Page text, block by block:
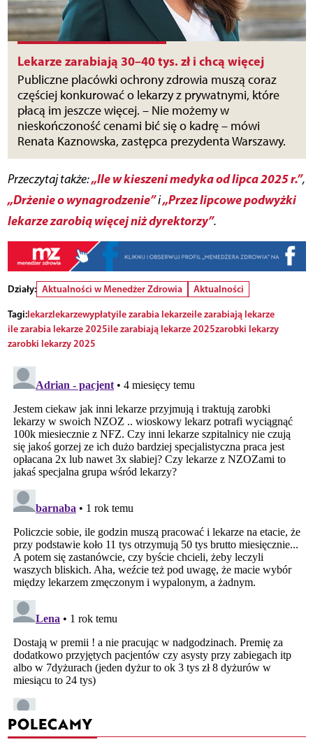
Lekarze zarabiają 30–40 tys. zł i chcą więcej
Publiczne placówki ochrony zdrowia muszą coraz
częściej konkurować o lekarzy z prywatnymi, które
płacą im jeszcze więcej. – Nie możemy w
nieskończoność cenami bić się o kadrę – mówi
Renata Kaznowska, zastępca prezydenta Warszawy.
Przeczytaj także:„Ile w kieszeni medyka od lipca 2025 r.”,
„Drżenie o wynagrodzenie”i„Przez lipcowe podwyżki
lekarze zarobią więcej niż dyrektorzy”.
Działy: Aktualności w Menedżer Zdrowia
Aktualności
Tagi:lekarzlekarzewypłatyile zarabia lekarzeile zarabiają lekarze
ile zarabia lekarze 2025ile zarabiają lekarze 2025zarobki lekarzy
zarobki lekarzy 2025
POLECAMY